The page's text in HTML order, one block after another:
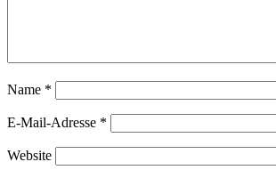
Name *
E-Mail-Adresse *
Website